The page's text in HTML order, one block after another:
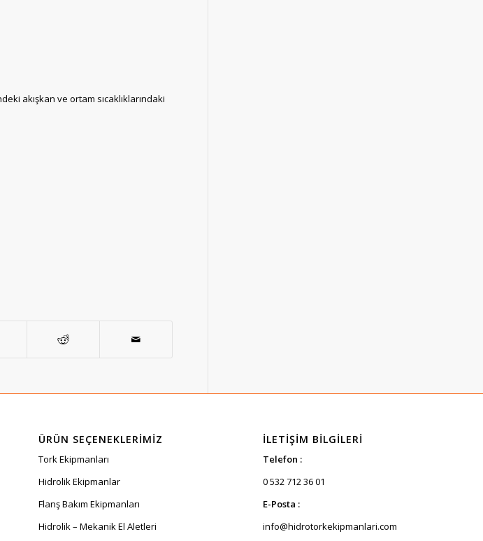
akışkan ve ortam sıcaklıklarındaki
ÜRÜN SEÇENEKLERIMIZ
Tork Ekipmanları
Hidrolik Ekipmanlar
Flanş Bakım Ekipmanları
Hidrolik – Mekanik El Aletleri
İLETIŞIM BILGILERI
Telefon :
0 532 712 36 01
E-Posta :
info@hidrotorkekipmanlari.com